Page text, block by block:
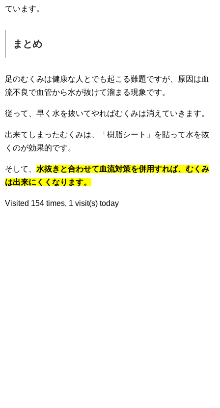
ています。
まとめ
足のむくみは健康な人とでも起こる難題ですが、原因は血
流不良で血管から水が抜けて溜まる現象です。
従って、早く水を抜いてやればむくみは消えていきます。
出来てしまったむくみは、「樹脂シート」を貼って水を抜
くのが効果的です。
そして、 水抜きと合わせて血流対策を併用すれば、むくみ
は出来にくくなります。
Visited 154 times, 1 visit(s) today